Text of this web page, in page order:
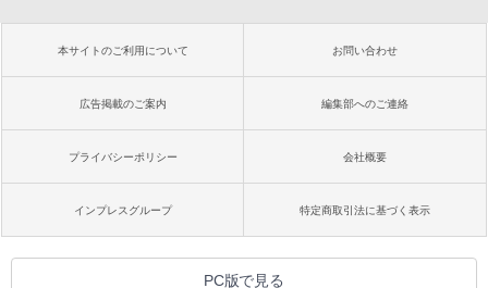
本サイトのご利用について お問い合わせ
広告掲載のご案内 編集部へのご連絡
プライバシーポリシー 会社概要
インプレスグループ 特定商取引法に基づく表示
PC版で見る